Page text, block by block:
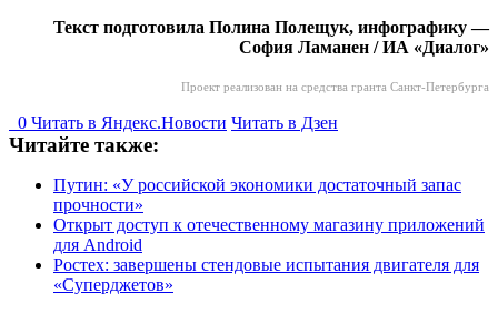
Текст подготовила Полина Полещук, инфографику —
София Ламанен / ИА «Диалог»
Проект реализован на средства гранта Санкт-Петербурга
0 Читать в Яндекс.Новости Читать в Дзен
Читайте также:
Путин: «У российской экономики достаточный запас
прочности»
Открыт доступ к отечественному магазину приложений
для Android
Ростех: завершены стендовые испытания двигателя для
«Суперджетов»